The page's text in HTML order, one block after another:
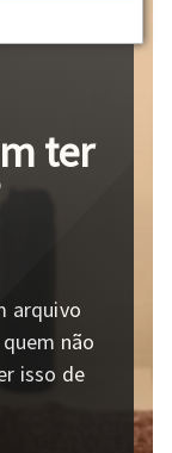
ter
arquivo
não
isso de